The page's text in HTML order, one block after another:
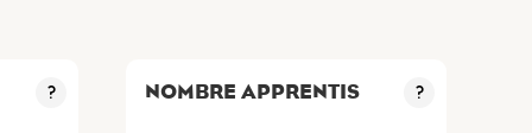
? NOMBRE APPRENTIS ?